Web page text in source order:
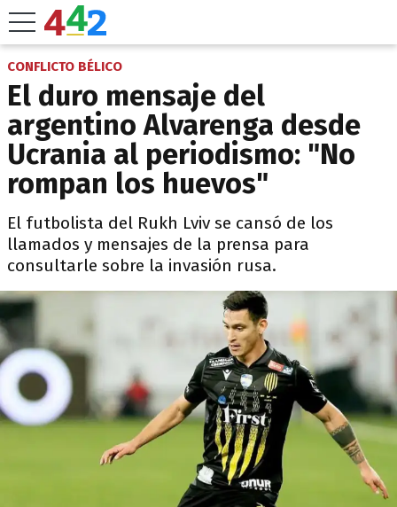
CONFLICTO BÉLICO
El duro mensaje del
argentino Alvarenga desde
Ucrania al periodismo: "No
rompan los huevos"
El futbolista del Rukh Lviv se cansó de los
llamados y mensajes de la prensa para
consultarle sobre la invasión rusa.